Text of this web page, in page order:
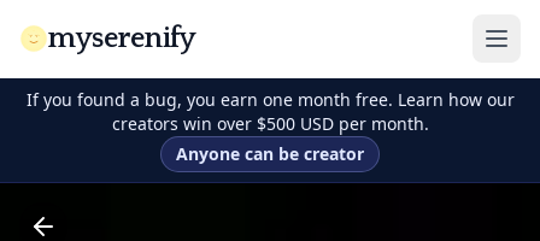
myserenify
If you found a bug, you earn one month free. Learn how our
creators win over $500 USD per month.
Anyone can be creator